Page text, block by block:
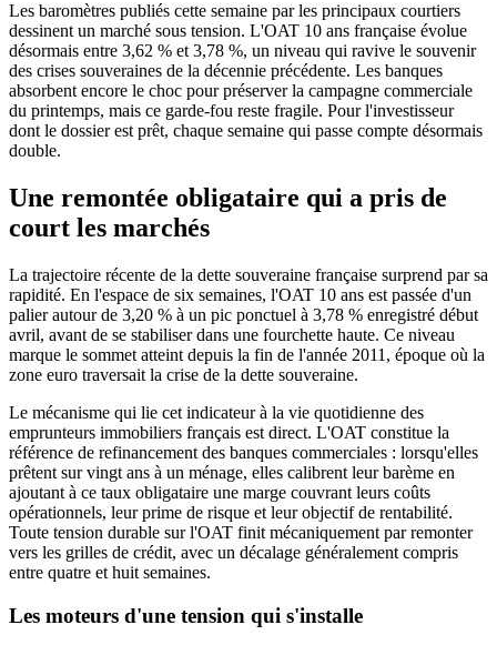
Les baromètres publiés cette semaine par les principaux courtiers
dessinent un marché sous tension. L'OAT 10 ans française évolue
désormais entre 3,62 % et 3,78 %, un niveau qui ravive le souvenir
des crises souveraines de la décennie précédente. Les banques
absorbent encore le choc pour préserver la campagne commerciale
du printemps, mais ce garde-fou reste fragile. Pour l'investisseur
dont le dossier est prêt, chaque semaine qui passe compte désormais
double.
Une remontée obligataire qui a pris de
court les marchés
La trajectoire récente de la dette souveraine française surprend par sa
rapidité. En l'espace de six semaines, l'OAT 10 ans est passée d'un
palier autour de 3,20 % à un pic ponctuel à 3,78 % enregistré début
avril, avant de se stabiliser dans une fourchette haute. Ce niveau
marque le sommet atteint depuis la fin de l'année 2011, époque où la
zone euro traversait la crise de la dette souveraine.
Le mécanisme qui lie cet indicateur à la vie quotidienne des
emprunteurs immobiliers français est direct. L'OAT constitue la
référence de refinancement des banques commerciales : lorsqu'elles
prêtent sur vingt ans à un ménage, elles calibrent leur barème en
ajoutant à ce taux obligataire une marge couvrant leurs coûts
opérationnels, leur prime de risque et leur objectif de rentabilité.
Toute tension durable sur l'OAT finit mécaniquement par remonter
vers les grilles de crédit, avec un décalage généralement compris
entre quatre et huit semaines.
Les moteurs d'une tension qui s'installe